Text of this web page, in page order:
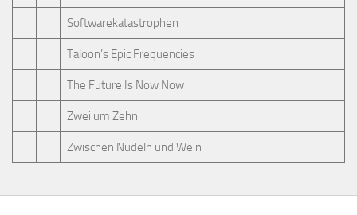
Softwarekatastrophen
Taloon’s Epic Frequencies
The Future Is Now Now
Zwei um Zehn
Zwischen Nudeln und Wein